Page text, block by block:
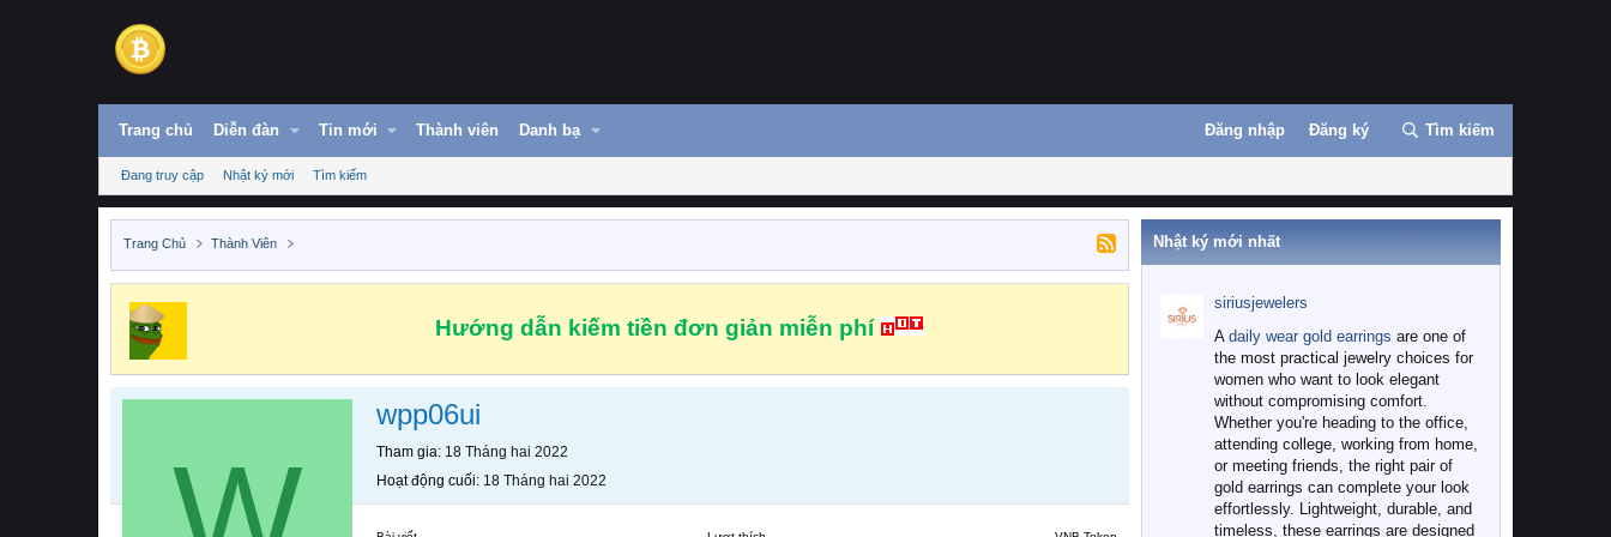
Trang chủ Diễn đàn Tin mới Thành viên Danh bạ Đăng nhập Đăng ký Tìm kiếm
Đang truy cập Nhật ký mới Tìm kiếm
Trang Chủ Thành Viên
Hướng dẫn kiếm tiền đơn giản miễn phí
wpp06ui
Tham gia 18 Tháng hai 2022
Hoạt động cuối 18 Tháng hai 2022
Nhật ký mới nhất
siriusjewelers
A daily wear gold earrings are one of
the most practical jewelry choices for
women who want to look elegant
without compromising comfort.
Whether you're heading to the office,
attending college, working from home,
or meeting friends, the right pair of
gold earrings can complete your look
effortlessly. Lightweight, durable, and
timeless, these earrings are designed